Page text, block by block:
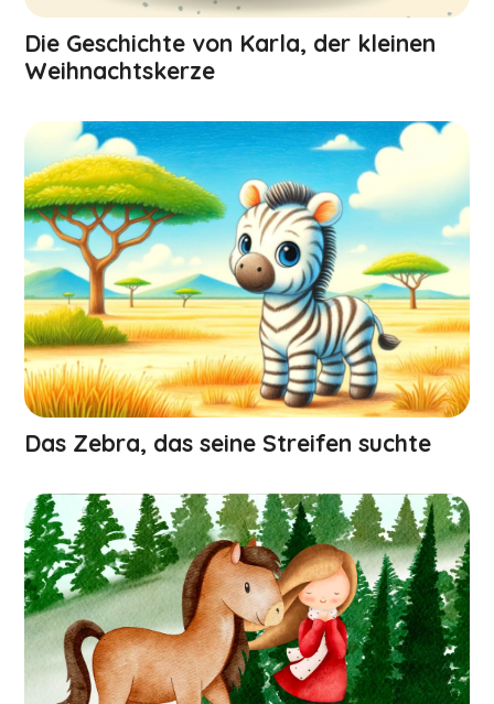
Die Geschichte von Karla, der kleinen
Weihnachts­kerze
Das Zebra, das seine Streifen suchte